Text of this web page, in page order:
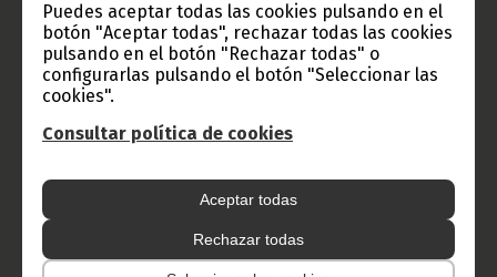
Puedes aceptar todas las cookies pulsando en el
botón "Aceptar todas", rechazar todas las cookies
pulsando en el botón "Rechazar todas" o
configurarlas pulsando el botón "Seleccionar las
cookies".
Consultar política de cookies
Aceptar todas
Rechazar todas
TVGE
Radio Nacional de Guinea
Ecuatorial